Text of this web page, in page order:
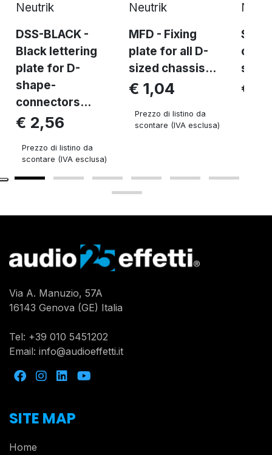
Neutrik
DSS-BLACK -
Black lettering
plate for D-
shape-
connectors...
€ 2,56
Prezzo di listino da
scontare (IVA esclusa)
Neutrik
MFD - Fixing
plate for all D-
sized chassis...
€ 1,04
Prezzo di listino da
scontare (IVA esclusa)
size
€
Via A. Manuzio, 57A
16143 Genova (GE) Italia
Tel: +39 010 5451202
Email: info@audioeffetti.it
SITE MAP
Home